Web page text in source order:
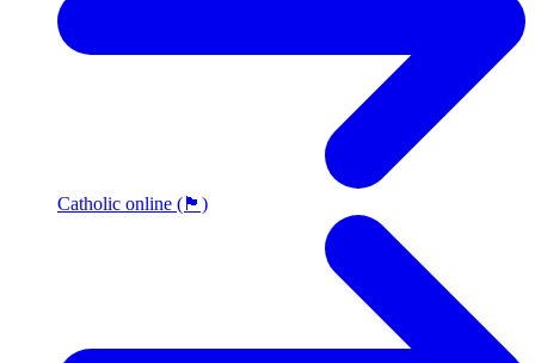
Catholic online (🏴󠁧󠁢󠁥󠁮󠁧󠁿)